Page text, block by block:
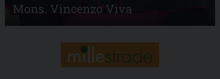
Mons. Vincenzo Viva